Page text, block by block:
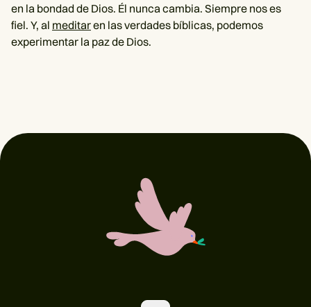
en la bondad de Dios. Él nunca cambia. Siempre nos es
fiel. Y, al meditaren las verdades bíblicas, podemos
experimentar la paz de Dios.